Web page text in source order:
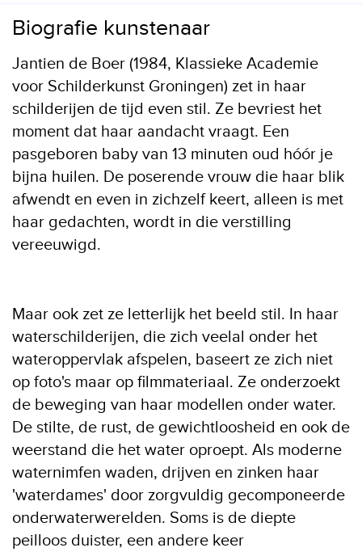
Biografie kunstenaar
Jantien de Boer (1984, Klassieke Academie
voor Schilderkunst Groningen) zet in haar
schilderijen de tijd even stil. Ze bevriest het
moment dat haar aandacht vraagt. Een
pasgeboren baby van 13 minuten oud hóór je
bijna huilen. De poserende vrouw die haar blik
afwendt en even in zichzelf keert, alleen is met
haar gedachten, wordt in die verstilling
vereeuwigd.
Maar ook zet ze letterlijk het beeld stil. In haar
waterschilderijen, die zich veelal onder het
wateroppervlak afspelen, baseert ze zich niet
op foto's maar op filmmateriaal. Ze onderzoekt
de beweging van haar modellen onder water.
De stilte, de rust, de gewichtloosheid en ook de
weerstand die het water oproept. Als moderne
waternimfen waden, drijven en zinken haar
'waterdames' door zorgvuldig gecomponeerde
onderwaterwerelden. Soms is de diepte
peilloos duister, een andere keer